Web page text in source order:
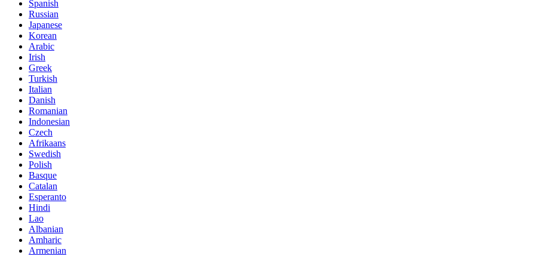
Spanish
Russian
Japanese
Korean
Arabic
Irish
Greek
Turkish
Italian
Danish
Romanian
Indonesian
Czech
Afrikaans
Swedish
Polish
Basque
Catalan
Esperanto
Hindi
Lao
Albanian
Amharic
Armenian